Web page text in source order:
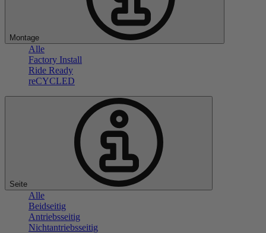
Montage
Alle
Factory Install
Ride Ready
reCYCLED
Seite
Alle
Beidseitig
Antriebsseitig
Nichtantriebsseitig